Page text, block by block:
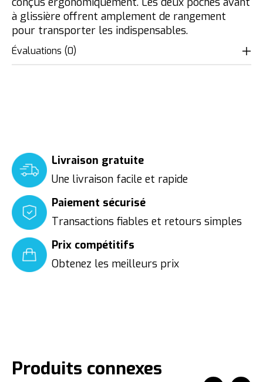
à glissière offrent amplement de rangement
pour transporter les indispensables.
Évaluations (0)
Livraison gratuite
Une livraison facile et rapide
Paiement sécurisé
Transactions fiables et retours simples
Prix compétitifs
Obtenez les meilleurs prix
Produits connexes